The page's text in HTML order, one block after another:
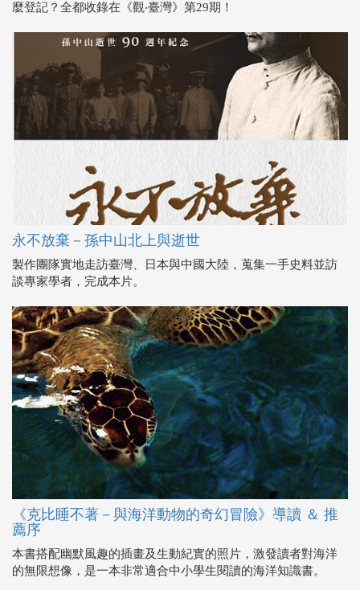
麼登記？全都收錄在《觀‧臺灣》第29期！
永不放棄－孫中山北上與逝世
製作團隊實地走訪臺灣、日本與中國大陸，蒐集一手史料並訪
談專家學者，完成本片。
《克比睡不著－與海洋動物的奇幻冒險》導讀 ＆ 推
薦序
本書搭配幽默風趣的插畫及生動紀實的照片，激發讀者對海洋
的無限想像，是一本非常適合中小學生閱讀的海洋知識書。